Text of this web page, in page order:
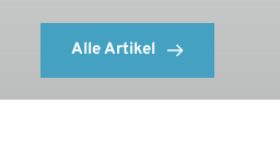
Alle Artikel